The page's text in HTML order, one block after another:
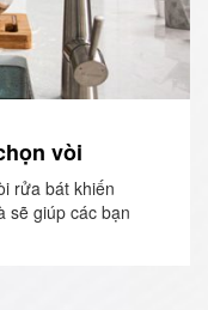
vòi
rửa bát khiến
sẽ giúp các bạn